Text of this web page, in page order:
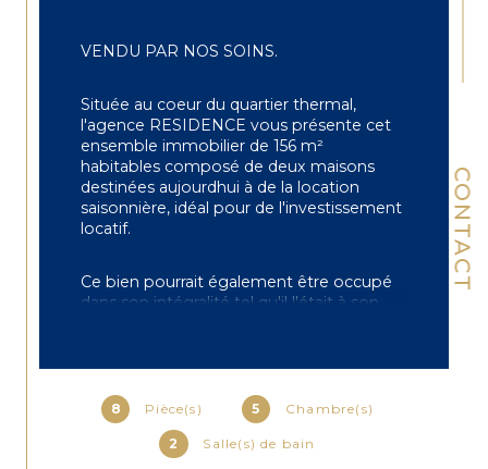
CONTACT
8 Pièce(s) 5 Chambre(s)
2 Salle(s) de bain
VENDU PAR NOS SOINS.
Située au coeur du quartier thermal,
l'agence RESIDENCE vous présente cet
ensemble immobilier de 156 m²
habitables composé de deux maisons
destinées aujourdhui à de la location
saisonnière, idéal pour de l'investissement
locatif.
Ce bien pourrait également être occupé
dans son intégralité tel qu'il l'était à son
d'une entrée, cuisine équipée, salon
/séjour avec cheminée et accès à la
terrasse, 1er étage: deux chambres, une
salle d'eau, une salle de bains + wc, 2ème